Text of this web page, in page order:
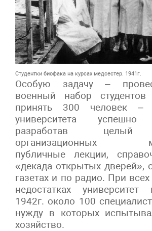
Студентки биофака на курсах медсестер. 1941г.
Особую задачу –
военный набор
принять 300 человек –
университета успешно
разработав целый
организационных
публичные лекции,
«декада открытых дверей»,
газетах и по радио. При всех
недостатках
1942г. около 100
нужду в которых
хозяйство.